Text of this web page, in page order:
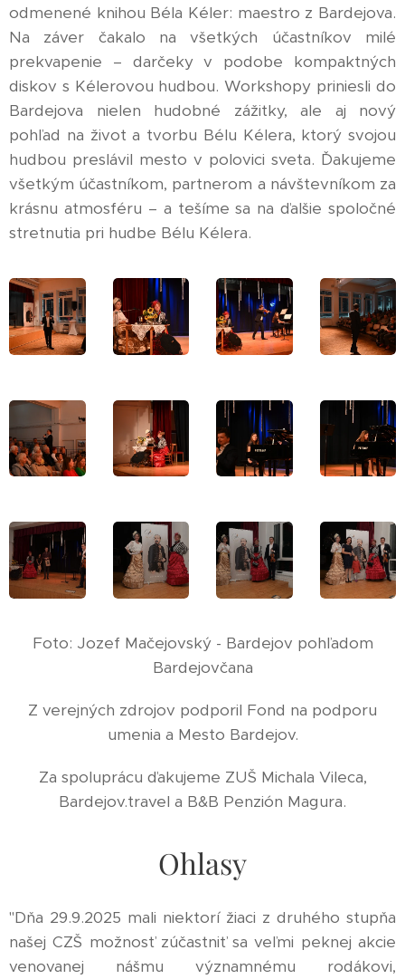
odmenené knihou Béla Kéler: maestro z Bardejova.
Na záver čakalo na všetkých účastníkov milé
prekvapenie – darčeky v podobe kompaktných
diskov s Kélerovou hudbou. Workshopy priniesli do
Bardejova nielen hudobné zážitky, ale aj nový
pohľad na život a tvorbu Bélu Kélera, ktorý svojou
hudbou preslávil mesto v polovici sveta. Ďakujeme
všetkým účastníkom, partnerom a návštevníkom za
krásnu atmosféru – a tešíme sa na ďalšie spoločné
stretnutia pri hudbe Bélu Kélera.
Foto: Jozef Mačejovský - Bardejov pohľadom
Bardejovčana
Z verejných zdrojov podporil Fond na podporu
umenia a Mesto Bardejov.
Za spoluprácu ďakujeme ZUŠ Michala Vileca,
Bardejov.travel a B&B Penzión Magura.
Ohlasy
"Dňa 29.9.2025 mali niektorí žiaci z druhého stupňa
našej CZŠ možnosť zúčastniť sa veľmi peknej akcie
venovanej nášmu významnému rodákovi,